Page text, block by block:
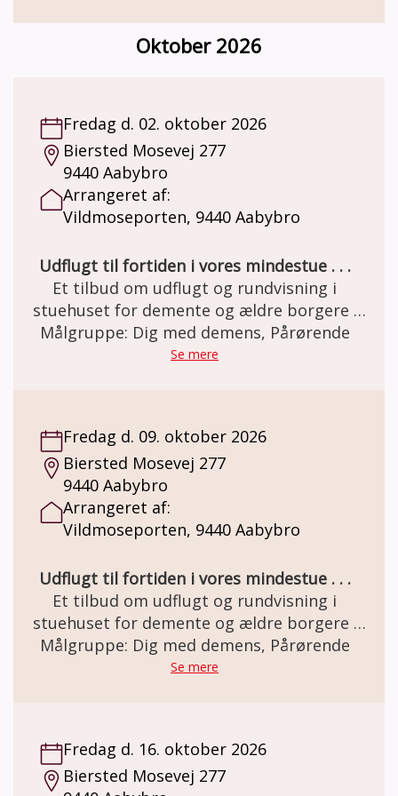
Oktober 2026
Fredag d. 02. oktober 2026
Biersted Mosevej 277
9440 Aabybro
Arrangeret af:
Vildmoseporten, 9440 Aabybro
Udflugt til fortiden i vores mindestue . . .
Et tilbud om udflugt og rundvisning i
stuehuset for demente og ældre borgere .
Den gamle staldgård er totalrenoveret og
indrettet som besøgs- og oplevelsescenter.
MELSEN Fonden.
Målgruppe: Dig med demens, Pårørende
Se mere
Fredag d. 09. oktober 2026
Biersted Mosevej 277
9440 Aabybro
Arrangeret af:
Vildmoseporten, 9440 Aabybro
Udflugt til fortiden i vores mindestue . . .
Et tilbud om udflugt og rundvisning i
stuehuset for demente og ældre borgere .
Den gamle staldgård er totalrenoveret og
indrettet som besøgs- og oplevelsescenter.
MELSEN Fonden.
Målgruppe: Dig med demens, Pårørende
Se mere
Fredag d. 16. oktober 2026
Biersted Mosevej 277